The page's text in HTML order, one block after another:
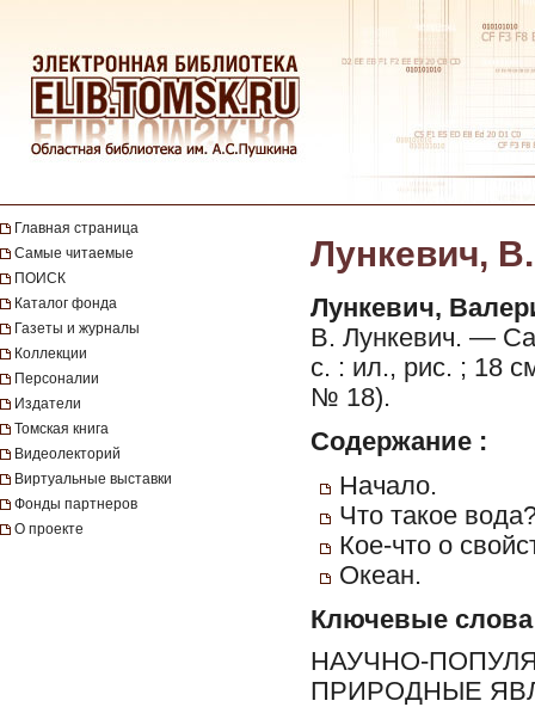
Главная страница
Самые читаемые
ПОИСК
Каталог фонда
Газеты и журналы
Коллекции
Персоналии
Издатели
Томская книга
Видеолекторий
Виртуальные выставки
Фонды партнеров
О проекте
Лункевич,
Лункевич,
В. Лункевич. —
с. : ил., рис. ; 18
№ 18).
Содержание :
Начало.
Что такое
Кое-что о
Океан.
Ключевые слова
НАУЧНО-
ПРИРОДНЫЕ